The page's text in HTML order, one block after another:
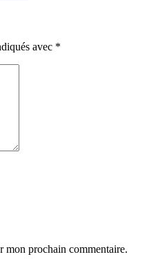
avec *
mon prochain commentaire.